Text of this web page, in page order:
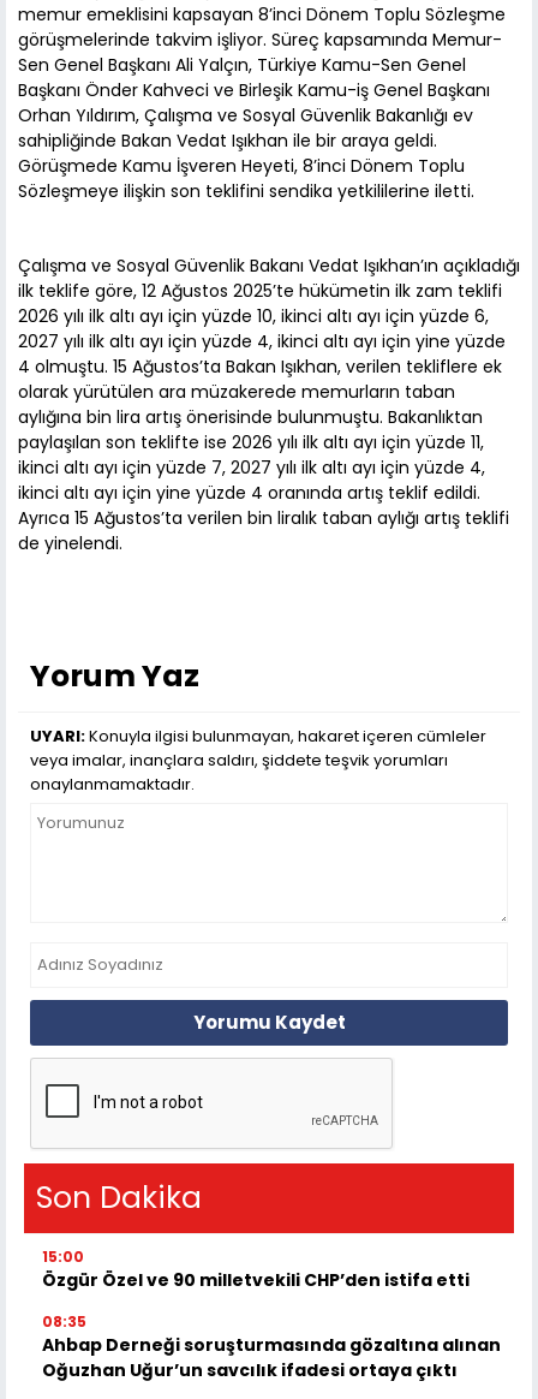
memur emeklisini kapsayan 8’inci Dönem Toplu Sözleşme
görüşmelerinde takvim işliyor. Süreç kapsamında Memur-
Sen Genel Başkanı Ali Yalçın, Türkiye Kamu-Sen Genel
Başkanı Önder Kahveci ve Birleşik Kamu-iş Genel Başkanı
Orhan Yıldırım, Çalışma ve Sosyal Güvenlik Bakanlığı ev
sahipliğinde Bakan Vedat Işıkhan ile bir araya geldi.
Görüşmede Kamu İşveren Heyeti, 8’inci Dönem Toplu
Sözleşmeye ilişkin son teklifini sendika yetkililerine iletti.
Çalışma ve Sosyal Güvenlik Bakanı Vedat Işıkhan’ın açıkladığı
ilk teklife göre, 12 Ağustos 2025’te hükümetin ilk zam teklifi
2026 yılı ilk altı ayı için yüzde 10, ikinci altı ayı için yüzde 6,
2027 yılı ilk altı ayı için yüzde 4, ikinci altı ayı için yine yüzde
4 olmuştu. 15 Ağustos’ta Bakan Işıkhan, verilen tekliflere ek
olarak yürütülen ara müzakerede memurların taban
aylığına bin lira artış önerisinde bulunmuştu. Bakanlıktan
paylaşılan son teklifte ise 2026 yılı ilk altı ayı için yüzde 11,
ikinci altı ayı için yüzde 7, 2027 yılı ilk altı ayı için yüzde 4,
ikinci altı ayı için yine yüzde 4 oranında artış teklif edildi.
Ayrıca 15 Ağustos’ta verilen bin liralık taban aylığı artış teklifi
de yinelendi.
Yorum Yaz
UYARI:Konuyla ilgisi bulunmayan, hakaret içeren cümleler
veya imalar, inançlara saldırı, şiddete teşvik yorumları
onaylanmamaktadır.
Yorumu Kaydet
Son Dakika
15:00
Özgür Özel ve 90 milletvekili CHP’den istifa etti
08:35
Ahbap Derneği soruşturmasında gözaltına alınan
Oğuzhan Uğur’un savcılık ifadesi ortaya çıktı